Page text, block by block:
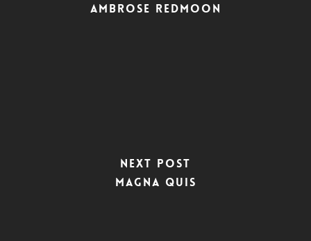
Ambrose Redmoon
Next Post
Magna Quis